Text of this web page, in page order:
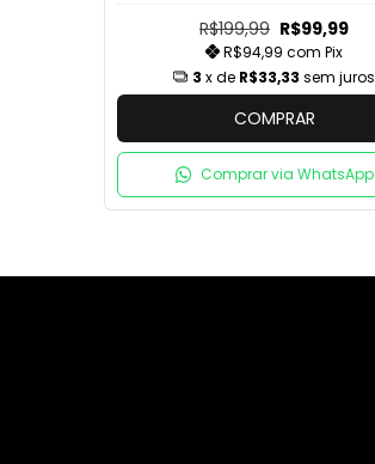
R$199,99 R$99,99
R$94,99 com Pix
3 x de R$33,33 sem juros
COMPRAR
Comprar via WhatsApp